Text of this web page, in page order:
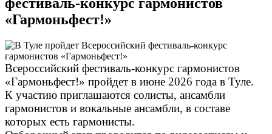
фестиваль-конкурс гармонистов
«Гармоньфест!»
Всероссийский фестиваль-конкурс гармонистов
«Гармоньфест!» пройдет в июне 2026 года в Туле.
К участию приглашаются солисты, ансамбли
гармонистов и вокальные ансамбли, в составе
которых есть гармонисты.